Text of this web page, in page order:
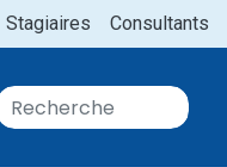
Consultants
Stagiaires